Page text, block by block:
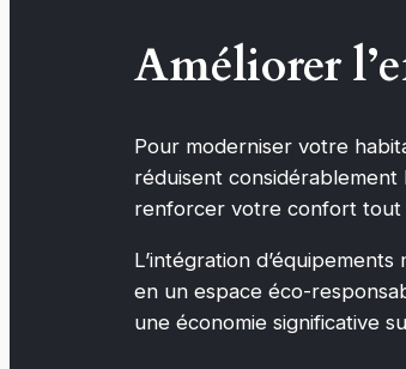
Améliorer
Pour moderniser votre
réduisent considérablement
renforcer votre confort tout
L’intégration
en un espace éco-
une économie significative